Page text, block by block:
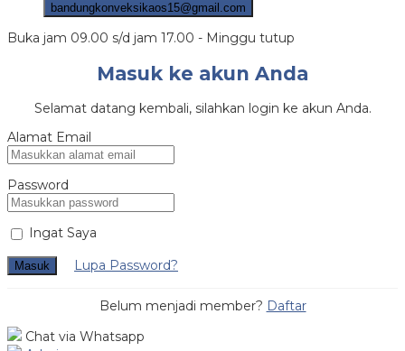
bandungkonveksikaos15@gmail.com
Buka jam 09.00 s/d jam 17.00 - Minggu tutup
Masuk ke akun Anda
Selamat datang kembali, silahkan login ke akun Anda.
Alamat Email
Password
Ingat Saya
Masuk Lupa Password?
Belum menjadi member? Daftar
Chat via Whatsapp